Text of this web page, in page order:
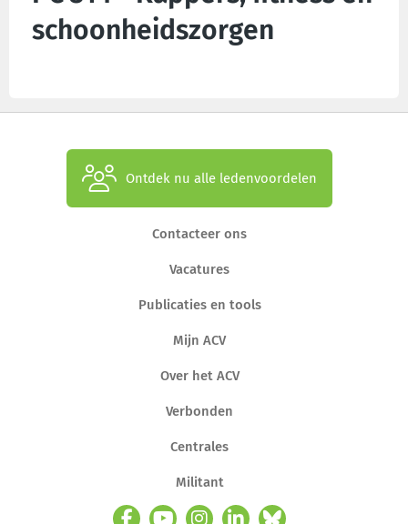
schoonheidszorgen
Ontdek nu alle ledenvoordelen
Contacteer ons
Vacatures
Publicaties en tools
Mijn ACV
Over het ACV
Verbonden
Centrales
Militant